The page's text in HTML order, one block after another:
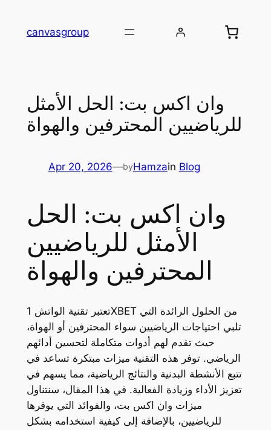
canvasgroup
وان اكس بت: الحل الأمثل
للرياضيين المحترفين والهواة
Apr 20, 2026—byHamzain Blog
وان اكس بت: الحل
الأمثل للرياضيين
المحترفين والهواة
تعتبر تقنية الواتش 1XBET من الحلول الرائدة التي
تلبي احتياجات الرياضيين سواء المحترفين أو الهواة،
حيث تقدم لهم أدوات متكاملة لتحسين أدائهم
الرياضي. توفر هذه التقنية ميزات مبتكرة تساعد في
تتبع الأنشطة البدنية والنتائج الرياضية، مما يسهم في
تعزيز الأداء وزيادة الفعالية. في هذا المقال، سنتناول
ميزات وان اكس بت، والفوائد التي يوفرها
للرياضيين، بالإضافة إلى كيفية استخدامه بشكل